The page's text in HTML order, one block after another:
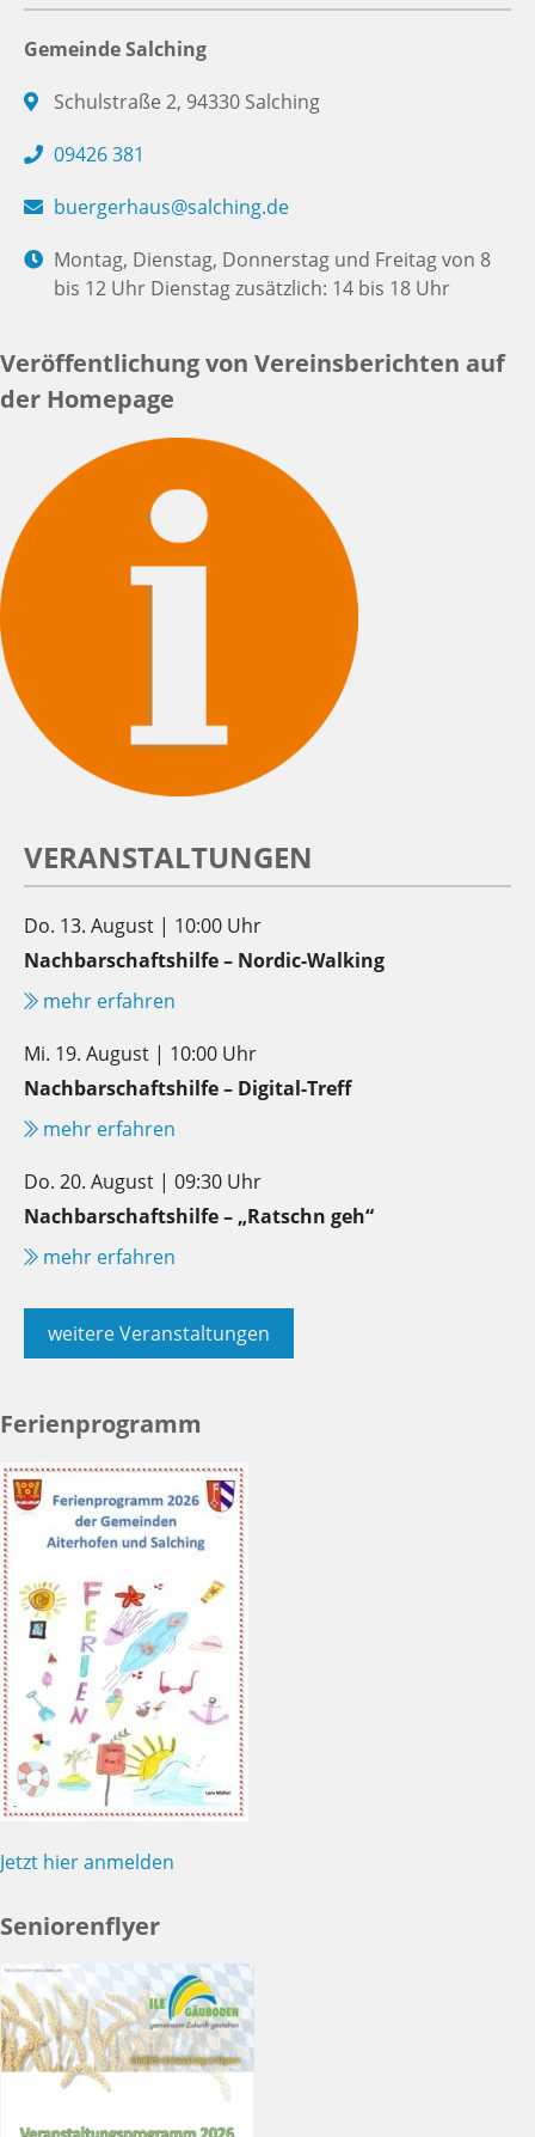
Gemeinde Salching
Schulstraße 2, 94330 Salching
09426 381
buergerhaus@salching.de
Montag, Dienstag, Donnerstag und Freitag von 8
bis 12 Uhr Dienstag zusätzlich: 14 bis 18 Uhr
Veröffentlichung von Vereinsberichten auf
der Homepage
VERANSTALTUNGEN
Do. 13. August | 10:00 Uhr
Nachbarschaftshilfe – Nordic-Walking
mehr erfahren
Mi. 19. August | 10:00 Uhr
Nachbarschaftshilfe – Digital-Treff
mehr erfahren
Do. 20. August | 09:30 Uhr
Nachbarschaftshilfe – „Ratschn geh“
mehr erfahren
weitere Veranstaltungen
Ferienprogramm
Jetzt hier anmelden
Seniorenflyer